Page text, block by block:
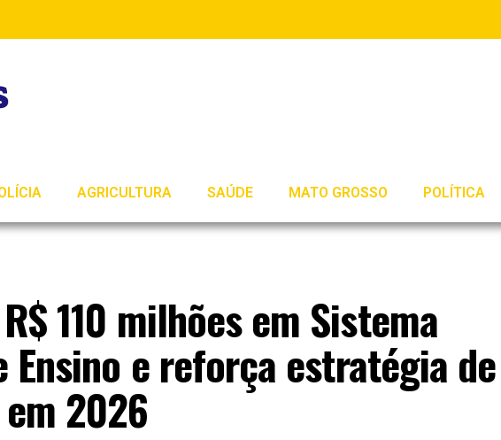
AGRICULTURA SAÚDE MATO GROSSO POLÍTICA
110 milhões em Sistema
Ensino e reforça estratégia de
2026